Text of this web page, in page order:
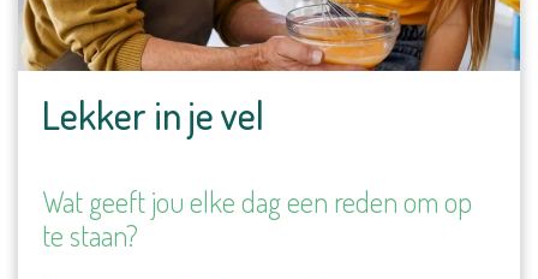
Lekker in je vel
Wat geeft jou elke dag een reden om op
te staan?